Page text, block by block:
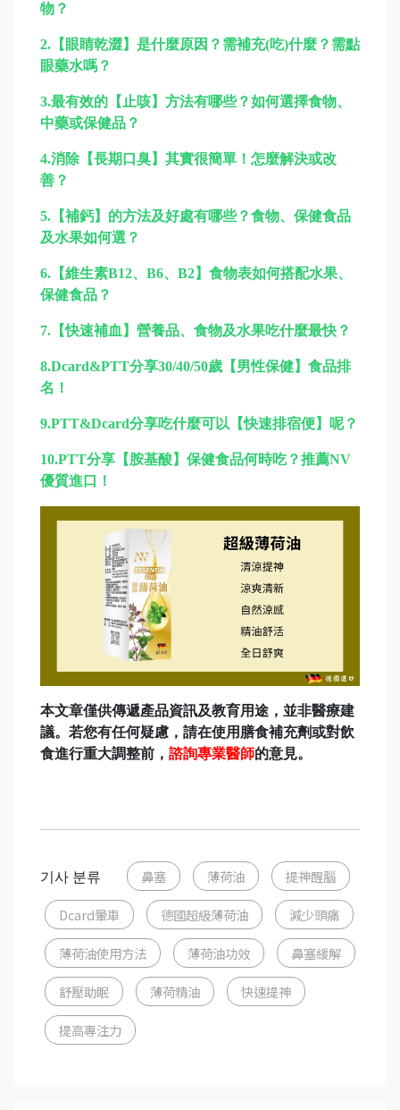
物？
2. 【眼睛乾澀】是什麼原因？需補充(吃)什麼？需點
眼藥水嗎？
3.最有效的【止咳】方法有哪些？如何選擇食物、
中藥或保健品？
4.消除【長期口臭】其實很簡單！怎麼解決或改
善？
5. 【補鈣】的方法及好處有哪些？食物、保健食品
及水果如何選？
6. 【維生素B12、B6、B2】食物表如何搭配水果、
保健食品？
7. 【快速補血】營養品、食物及水果吃什麼最快？
8.Dcard&PTT分享30/40/50歲【男性保健】食品排
名！
9.PTT&Dcard分享吃什麼可以【快速排宿便】呢？
10.PTT分享【胺基酸】保健食品何時吃？推薦NV
優質進口！
本文章僅供傳遞產品資訊及教育用途，並非醫療建
議。若您有任何疑慮，請在使用膳食補充劑或對飲
食進行重大調整前， 諮詢專業醫師的意見。
기사 분류 鼻塞 薄荷油 提神醒腦
Dcard暈車 德國超級薄荷油 減少頭痛
薄荷油使用方法 薄荷油功效 鼻塞緩解
舒壓助眠 薄荷精油 快速提神
提高專注力